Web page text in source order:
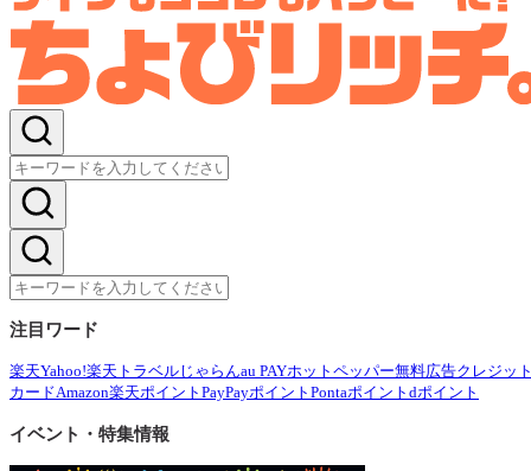
注目ワード
楽天Yahoo!楽天トラベル じゃらんau PAYホットペッパー無料広告クレジッ
カードAmazon楽天ポイント PayPayポイント Pontaポイント dポイント
イベント・特集情報